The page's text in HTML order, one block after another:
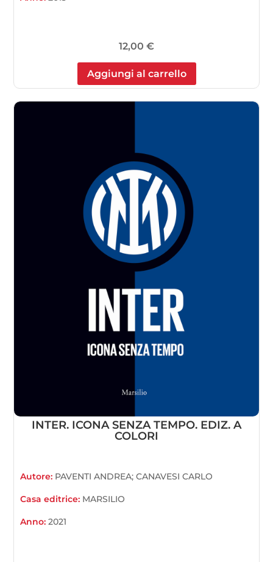
12,00 €
Aggiungi al carrello
INTER. ICONA SENZA TEMPO. EDIZ. A
COLORI
Autore: PAVENTI ANDREA; CANAVESI CARLO
Casa editrice: MARSILIO
Anno:2021